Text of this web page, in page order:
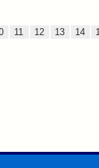
11 12 13 14